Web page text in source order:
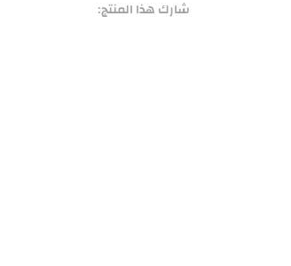
شارك هذا المنتج: